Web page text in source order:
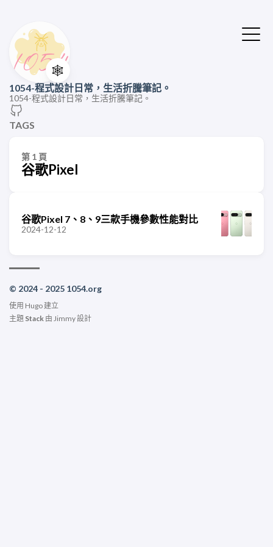
🕸️
1054-程式設計日常，生活折騰筆記。
1054-程式設計日常，生活折騰筆記。
TAGS
第 1 頁
谷歌Pixel
谷歌Pixel 7、8、9三款手機參數性能對比
2024-12-12
© 2024 - 2025 1054.org
使用 Hugo建立
主題 Stack 由 Jimmy設計